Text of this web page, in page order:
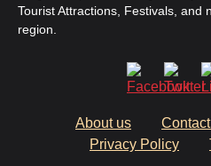
Tourist Attractions, Festivals, and
region.
About us
Privacy Policy